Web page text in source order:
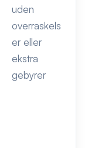
uden
overraskels
er eller
ekstra
gebyrer